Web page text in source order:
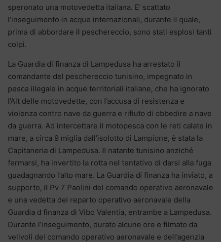
speronato una motovedetta italiana. E’ scattato
l’inseguimento in acque internazionali, durante il quale,
prima di abbordare il peschereccio, sono stati esplosi tanti
colpi.
La Guardia di finanza di Lampedusa ha arrestato il
comandante del peschereccio tunisino, impegnato in
pesca illegale in acque territoriali italiane, che ha ignorato
l’Alt delle motovedette, con l’accusa di resistenza e
violenza contro nave da guerra e rifiuto di obbedire a nave
da guerra. Ad intercettare il motopesca con le reti calate in
mare, a circa 9 miglia dall’isolotto di Lampione, è stata la
Capitaneria di Lampedusa. Il natante tunisino anziché
fermarsi, ha invertito la rotta nel tentativo di darsi alla fuga
guadagnando l’alto mare. La Guardia di finanza ha inviato, a
supporto, il Pv 7 Paolini del comando operativo aeronavale
e una vedetta del reparto operativo aeronavale della
Guardia d finanza di Vibo Valentia, entrambe a Lampedusa.
Durante l’inseguimento, durato alcune ore e filmato da
velivoli del comando operativo aeronavale e dell’agenzia